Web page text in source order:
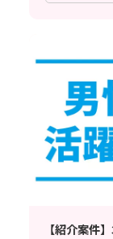
【紹介案件